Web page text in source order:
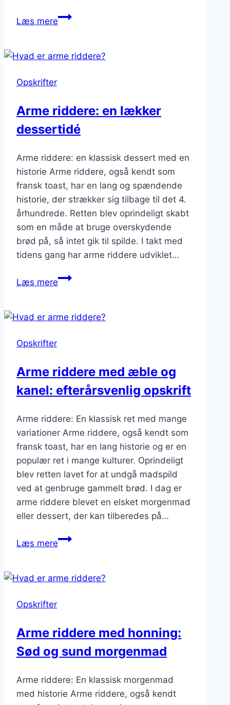
Læs mereArme
smør:
Opskrifter
Arme riddere: en lækker
dessertidé
Arme riddere: en klassisk dessert med en
historie Arme riddere, også kendt som
fransk toast, har en lang og spændende
historie, der strækker sig tilbage til det 4.
århundrede. Retten blev oprindeligt skabt
som en måde at bruge overskydende
brød på, så intet gik til spilde. I takt med
tidens gang har arme riddere udviklet…
Læs mereArme
lækker
Opskrifter
Arme riddere med æble og
kanel: efterårsvenlig opskrift
Arme riddere: En klassisk ret med mange
variationer Arme riddere, også kendt som
fransk toast, har en lang historie og er en
populær ret i mange kulturer. Oprindeligt
blev retten lavet for at undgå madspild
ved at genbruge gammelt brød. I dag er
arme riddere blevet en elsket morgenmad
eller dessert, der kan tilberedes på…
Læs mereArme
æble
opskrift
Opskrifter
Arme riddere med honning:
Sød og sund morgenmad
Arme riddere: En klassisk morgenmad
med historie Arme riddere, også kendt